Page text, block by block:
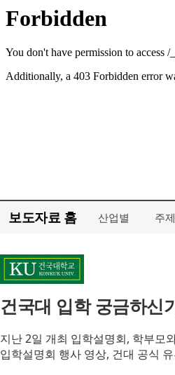
보도자료 홈 산업별 주
건국대 입학 궁금하신
지난 2일 개최 입학설명회, 학부모
입학설명회 행사 영상, 건대 공식